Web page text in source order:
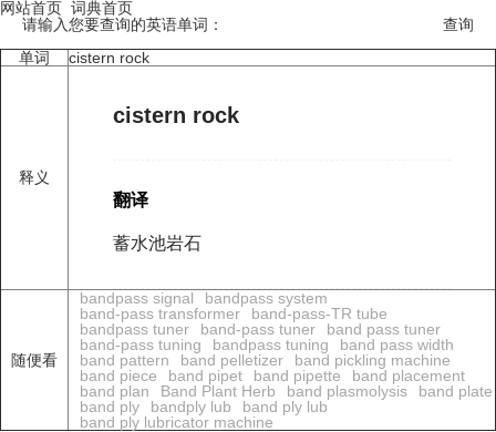
网站首页 词典首页
请输入您要查询的英语单词：
单词
cistern rock
释义
cistern rock
翻译
蓄水池岩石
随便看
bandpass signal
bandpass system
band-pass transformer
band-pass-TR tube
bandpass tuner
band-pass tuner
band pass tuner
band-pass tuning
bandpass tuning
band pass width
band pattern
band pelletizer
band pickling machine
band piece
band pipet band pipette
band placement
band plan
Band Plant Herb band plasmolysis
band plate
band ply
bandply lub
band ply lub
band ply lubricator machine